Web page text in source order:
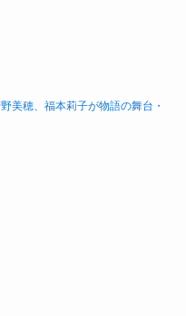
美穂、福本莉子が物語の舞台・